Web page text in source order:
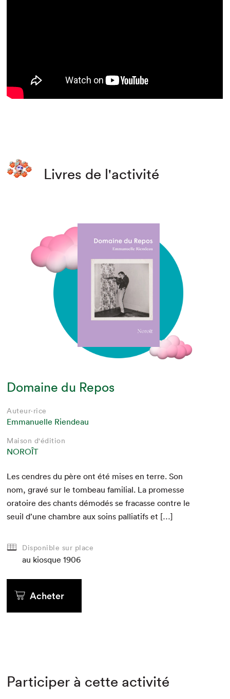
Livres de l'activité
Domaine du Repos
Auteur·rice
Emmanuelle Riendeau
Maison d'édition
NOROÎT
Les cen­dres du père ont été mis­es en terre. Son
nom, gravé sur le tombeau famil­ial. La promesse
ora­toire des chants démod­és se fra­casse con­tre le
seuil d’une cham­bre aux soins pal­li­at­ifs et […]
Disponible sur place
au kiosque 1906
Acheter
Participer à cette activité